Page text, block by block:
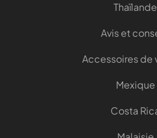
Thaïlande
Avis et
Accessoires de
Mexique
Costa